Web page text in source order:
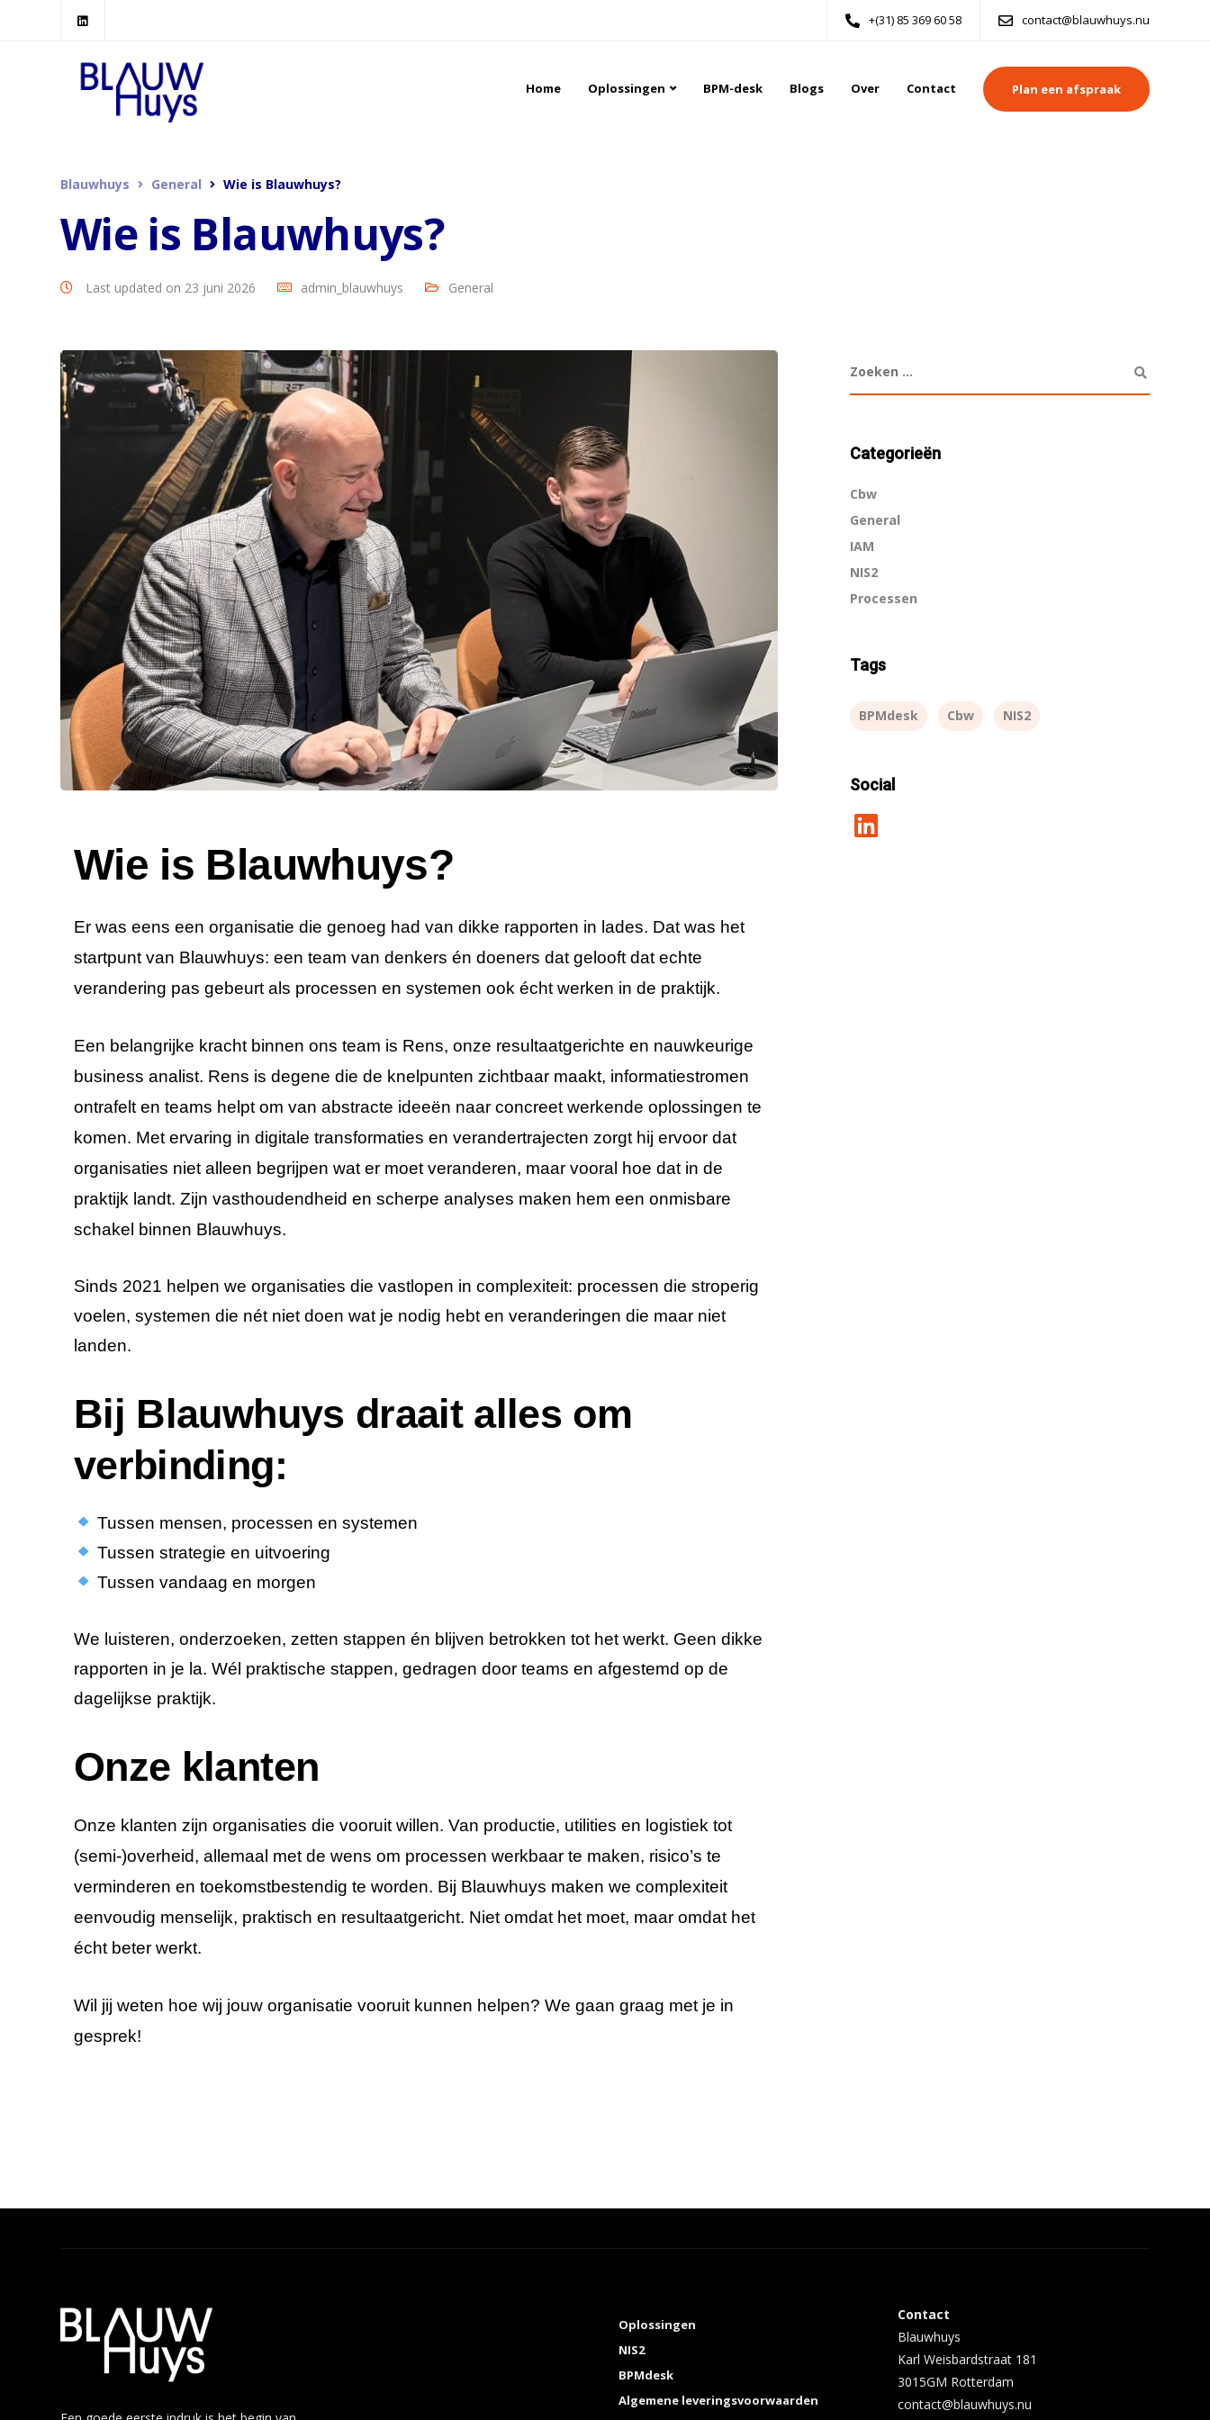
+(31) 85 369 60 58 contact@blauwhuys.nu
Home Oplossingen BPM-desk Blogs Over Contact Plan een afspraak
Blauwhuys General Wie is Blauwhuys?
Wie is Blauwhuys?
Last updated on 23 juni 2026 admin_blauwhuys General
Wie is Blauwhuys?
Er was eens een organisatie die genoeg had van dikke rapporten in lades. Dat was het
startpunt van Blauwhuys: een team van denkers én doeners dat gelooft dat echte
verandering pas gebeurt als processen en systemen ook écht werken in de praktijk.
Een belangrijke kracht binnen ons team is Rens, onze resultaatgerichte en nauwkeurige
business analist. Rens is degene die de knelpunten zichtbaar maakt, informatiestromen
ontrafelt en teams helpt om van abstracte ideeën naar concreet werkende oplossingen te
komen. Met ervaring in digitale transformaties en verandertrajecten zorgt hij ervoor dat
organisaties niet alleen begrijpen wat er moet veranderen, maar vooral hoe dat in de
praktijk landt. Zijn vasthoudendheid en scherpe analyses maken hem een onmisbare
schakel binnen Blauwhuys.
Sinds 2021 helpen we organisaties die vastlopen in complexiteit: processen die stroperig
voelen, systemen die nét niet doen wat je nodig hebt en veranderingen die maar niet
landen.
Bij Blauwhuys draait alles om
verbinding:
Tussen mensen, processen en systemen
Tussen strategie en uitvoering
Tussen vandaag en morgen
We luisteren, onderzoeken, zetten stappen én blijven betrokken tot het werkt. Geen dikke
rapporten in je la. Wél praktische stappen, gedragen door teams en afgestemd op de
dagelijkse praktijk.
Onze klanten
Onze klanten zijn organisaties die vooruit willen. Van productie, utilities en logistiek tot
(semi-)overheid, allemaal met de wens om processen werkbaar te maken, risico’s te
verminderen en toekomstbestendig te worden. Bij Blauwhuys maken we complexiteit
eenvoudig menselijk, praktisch en resultaatgericht. Niet omdat het moet, maar omdat het
écht beter werkt.
Wil jij weten hoe wij jouw organisatie vooruit kunnen helpen? We gaan graag met je in
gesprek!
Categorieën
Cbw
General
IAM
NIS2
Processen
Tags
BPMdesk Cbw NIS2
Social
Oplossingen
NIS2
BPMdesk
Algemene leveringsvoorwaarden
Contact
Blauwhuys
Karl Weisbardstraat 181
3015GM Rotterdam
contact@blauwhuys.nu